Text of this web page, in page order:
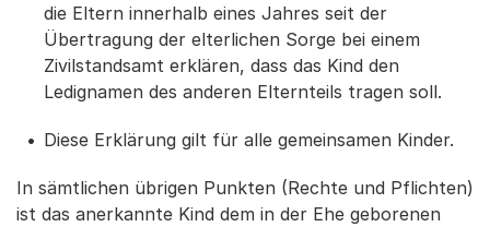
die Eltern innerhalb eines Jahres seit der
Übertragung der elterlichen Sorge bei einem
Zivilstandsamt erklären, dass das Kind den
Ledignamen des anderen Elternteils tragen soll.
Diese Erklärung gilt für alle gemeinsamen Kinder.
In sämtlichen übrigen Punkten (Rechte und Pflichten)
ist das anerkannte Kind dem in der Ehe geborenen